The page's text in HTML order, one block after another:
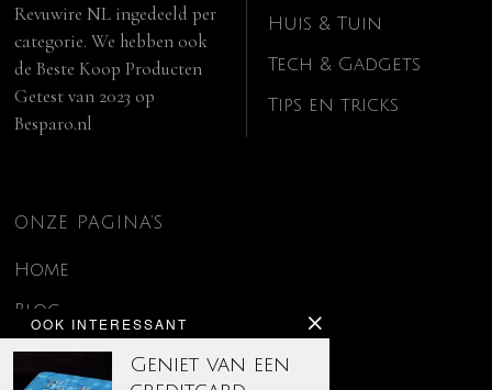
OOK INTERESSANT
Geniet van een
Revuwire NL ingedeeld per
categorie. We hebben ook
deBeste Koop Producten
Getest van 2023 op
Besparo.nl
Huis & Tuin
Tech & Gadgets
Tips en tricks
ONZE PAGINA’S
Home
Blog
Contact